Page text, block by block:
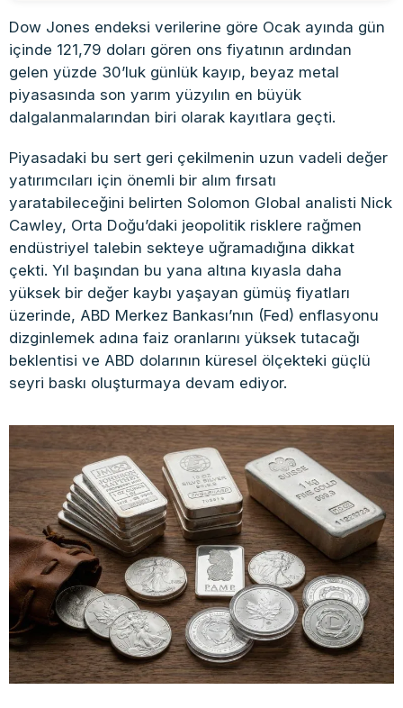
Dow Jones endeksi verilerine göre Ocak ayında gün
içinde 121,79 doları gören ons fiyatının ardından
gelen yüzde 30’luk günlük kayıp, beyaz metal
piyasasında son yarım yüzyılın en büyük
dalgalanmalarından biri olarak kayıtlara geçti.
Piyasadaki bu sert geri çekilmenin uzun vadeli değer
yatırımcıları için önemli bir alım fırsatı
yaratabileceğini belirten Solomon Global analisti Nick
Cawley, Orta Doğu’daki jeopolitik risklere rağmen
endüstriyel talebin sekteye uğramadığına dikkat
çekti. Yıl başından bu yana altına kıyasla daha
yüksek bir değer kaybı yaşayan gümüş fiyatları
üzerinde, ABD Merkez Bankası’nın (Fed) enflasyonu
dizginlemek adına faiz oranlarını yüksek tutacağı
beklentisi ve ABD dolarının küresel ölçekteki güçlü
seyri baskı oluşturmaya devam ediyor.